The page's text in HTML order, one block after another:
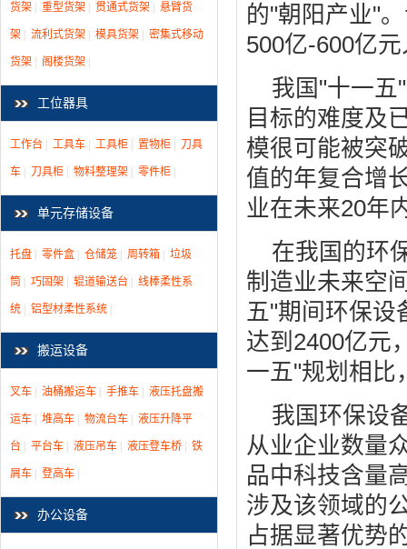
货架 重型货架 贯通式货架 悬臂货
架 流利式货架 模具货架 密集式移动
货架 阁楼货架
工位器具
工作台 工具车 工具柜 置物柜 刀具
车 刀具柜 物料整理架 零件柜
单元存储设备
托盘 零件盒 仓储笼 周转箱 垃圾
筒 巧固架 辊道输送台 线棒柔性系
统 铝型材柔性系统
搬运设备
叉车 油桶搬运车 手推车 液压托盘搬
运车 堆高车 物流台车 液压升降平
台 平台车 液压吊车 液压登车桥 铁
屑车 登高车
办公设备
的"朝阳产业"
500亿-600亿
我国"十一五
目标的难度及
模很可能被突
值的年复合增
业在未来20年
在我国的环
制造业未来空
五"期间环保设
达到2400亿元
一五"规划相比
我国环保设
从业企业数量
品中科技含量
涉及该领域的
占据显著优势